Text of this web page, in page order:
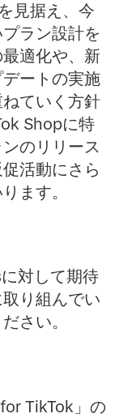
見据え、今
ラン設計を
適化や、新
ートの実施
ていく方針
Shopに特
のリリース
活動にさら
ます。
対して期待
り組んでい
さい。
TikTok」の